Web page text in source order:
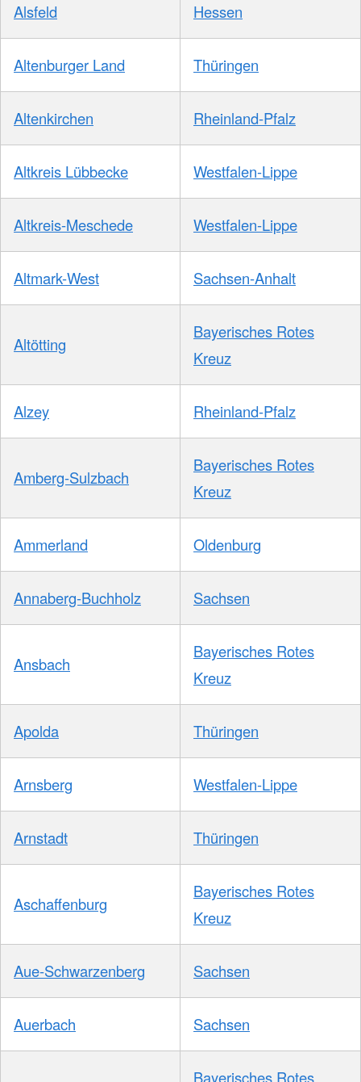
Alsfeld Hessen
Altenburger Land Thüringen
Altenkirchen Rheinland-Pfalz
Altkreis Lübbecke Westfalen-Lippe
Altkreis-Meschede Westfalen-Lippe
Altmark-West Sachsen-Anhalt
Altötting
Bayerisches Rotes
Kreuz
Alzey Rheinland-Pfalz
Amberg-Sulzbach
Bayerisches Rotes
Kreuz
Ammerland Oldenburg
Annaberg-Buchholz Sachsen
Ansbach
Bayerisches Rotes
Kreuz
Apolda Thüringen
Arnsberg Westfalen-Lippe
Arnstadt Thüringen
Aschaffenburg
Bayerisches Rotes
Kreuz
Aue-Schwarzenberg Sachsen
Auerbach Sachsen
Bayerisches Rotes